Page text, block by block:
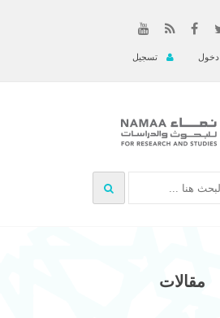
دخول تسجيل
مقالات